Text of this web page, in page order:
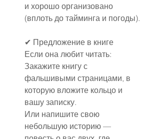
и хорошо организовано
(вплоть до тайминга и погоды).
✔ Предложение в книге
Если она любит читать:
Закажите книгу с
фальшивыми страницами, в
которую вложите кольцо и
вашу записку.
Или напишите свою
небольшую историю —